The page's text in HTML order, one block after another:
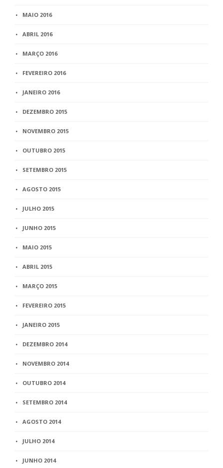
MAIO 2016
ABRIL 2016
MARÇO 2016
FEVEREIRO 2016
JANEIRO 2016
DEZEMBRO 2015
NOVEMBRO 2015
OUTUBRO 2015
SETEMBRO 2015
AGOSTO 2015
JULHO 2015
JUNHO 2015
MAIO 2015
ABRIL 2015
MARÇO 2015
FEVEREIRO 2015
JANEIRO 2015
DEZEMBRO 2014
NOVEMBRO 2014
OUTUBRO 2014
SETEMBRO 2014
AGOSTO 2014
JULHO 2014
JUNHO 2014